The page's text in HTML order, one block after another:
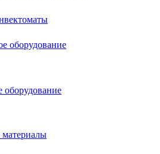
оборудование
оборудование